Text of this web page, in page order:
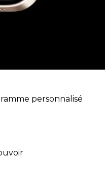
personnalisé